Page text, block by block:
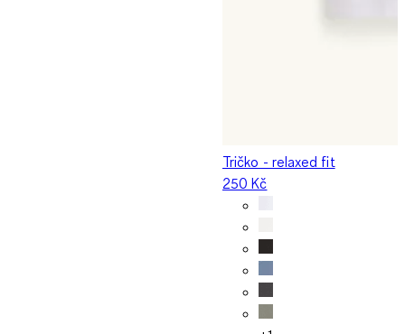
Tričko - relaxed fit
250 Kč